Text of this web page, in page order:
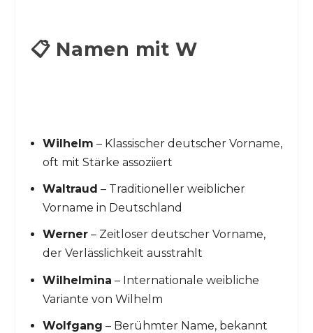
📋 Namen mit W
Wilhelm – Klassischer deutscher Vorname,
oft mit Stärke assoziiert
Waltraud – Traditioneller weiblicher
Vorname in Deutschland
Werner– Zeitloser deutscher Vorname,
der Verlässlichkeit ausstrahlt
Wilhelmina – Internationale weibliche
Variante von Wilhelm
Wolfgang – Berühmter Name, bekannt